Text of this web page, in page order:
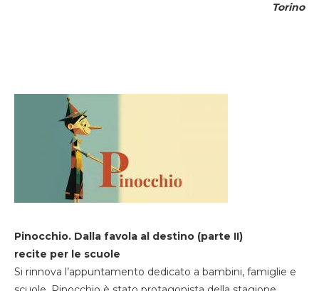
Torino
Pinocchio. Dalla favola al destino (parte II)
recite per le scuole
Si rinnova l’appuntamento dedicato a bambini, famiglie e